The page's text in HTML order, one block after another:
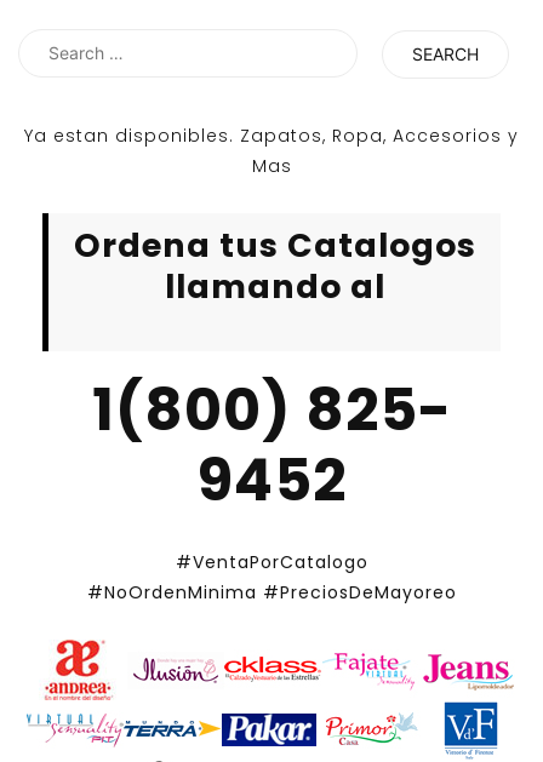
Search
Ya estan disponibles. Zapatos, Ropa, Accesorios y
Mas
Ordena tus Catalogos
llamando al
1(800) 825-
9452
#VentaPorCatalogo
#NoOrdenMinima #PreciosDeMayoreo